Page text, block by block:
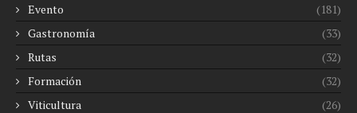
Evento
(181)
Gastronomía
(33)
Rutas
(32)
Formación
(32)
Viticultura
(26)